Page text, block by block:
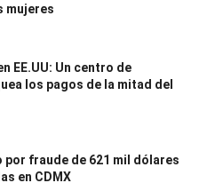
mujeres
EE.UU: Un centro de
los pagos de la mitad del
por fraude de 621 mil dólares
en CDMX